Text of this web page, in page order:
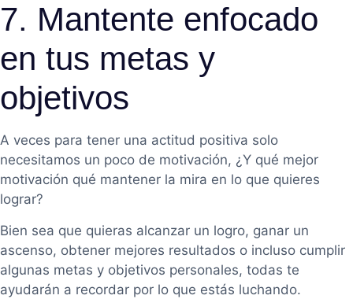
7. Mantente enfocado
en tus metas y
objetivos
A veces para tener una actitud positiva solo
necesitamos un poco de motivación, ¿Y qué mejor
motivación qué mantener la mira en lo que quieres
lograr?
Bien sea que quieras alcanzar un logro, ganar un
ascenso, obtener mejores resultados o incluso cumplir
algunas metas y objetivos personales, todas te
ayudarán a recordar por lo que estás luchando.